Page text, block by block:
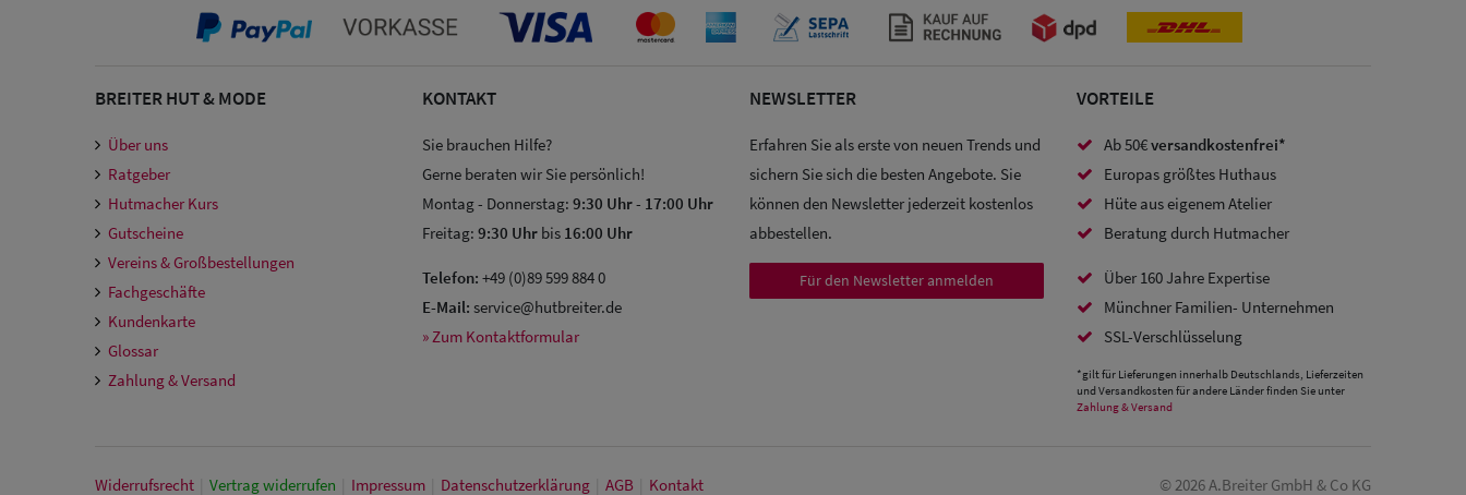
BREITER HUT & MODE
Über uns
Ratgeber
Hutmacher Kurs
Gutscheine
Vereins & Großbestellungen
Fachgeschäfte
Kundenkarte
Glossar
Zahlung & Versand
KONTAKT
Sie brauchen Hilfe?
Gerne beraten wir Sie persönlich!
Montag - Donnerstag: 9:30 Uhr- 17:00 Uhr
Freitag: 9:30 Uhr bis 16:00 Uhr
Telefon: +49 (0)89 599 884 0
E-Mail: service@hutbreiter.de
» Zum Kontaktformular
NEWSLETTER
Erfahren Sie als erste von neuen Trends und
sichern Sie sich die besten Angebote. Sie
können den Newsletter jederzeit kostenlos
abbestellen.
Für den Newsletter anmelden
VORTEILE
Ab 50€versandkostenfrei*
Europas größtes Huthaus
Hüte aus eigenem Atelier
Beratung durch Hutmacher
Über 160 Jahre Expertise
Münchner Familien- Unternehmen
SSL-Verschlüsselung
*gilt für Lieferungen innerhalb Deutschlands, Lieferzeiten
und Versandkosten für andere Länder finden Sie unter
Zahlung & Versand
Widerrufs­recht Vertrag widerrufen Impressum Daten­schutz­erklärung AGB Kontakt © 2026 A.Breiter GmbH & Co KG